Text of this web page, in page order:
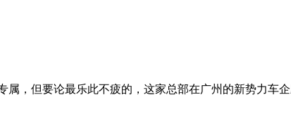
，但要论最乐此不疲的，这家总部在广州的新势力车